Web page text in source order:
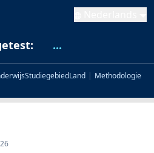
...
StudiegebiedLand | Methodologie